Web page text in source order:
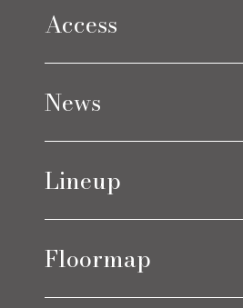
Access
Limes life paletteモレラ店
News
ブログ
Lineup
チェア
Floormap